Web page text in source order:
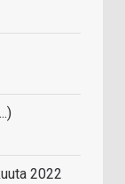
2022